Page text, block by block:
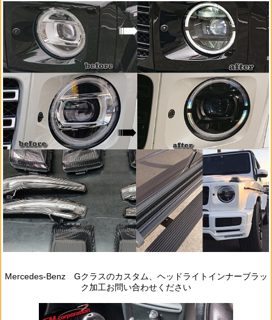
Mercedes‐Benz Gクラスのカスタム、ヘッドライトインナーブラッ
ク加工お問い合わせください